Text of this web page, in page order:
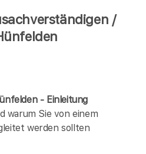
/
- Einleitung
warum Sie von einem
werden sollten